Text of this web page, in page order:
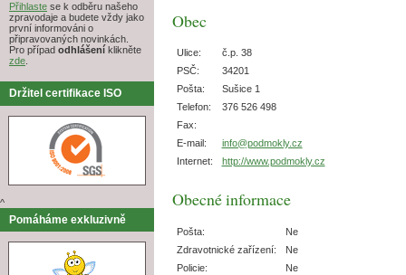
Přihlaste se k odběru našeho
zpravodaje a budete vždy jako
první informováni o
připravovaných novinkách.
Pro případ odhlášení klikněte
zde.
Držitel certifikace ISO
^
Pomáháme exkluzivně
Obec
Ulice:
č.p. 38
PSČ:
34201
Pošta:
Sušice 1
Telefon:
376 526 498
Fax:
E-mail:
info@podmokly.cz
Internet:
http://www.podmokly.cz
Obecné informace
Pošta:
Ne
Zdravotnické zařízení:
Ne
Policie:
Ne